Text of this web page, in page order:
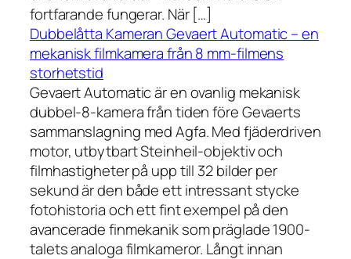
fortfarande fungerar. När […]
Dubbelåtta Kameran Gevaert Automatic – en
mekanisk filmkamera från 8 mm-filmens
storhetstid
Gevaert Automatic är en ovanlig mekanisk
dubbel-8-kamera från tiden före Gevaerts
sammanslagning med Agfa. Med fjäderdriven
motor, utbytbart Steinheil-objektiv och
filmhastigheter på upp till 32 bilder per
sekund är den både ett intressant stycke
fotohistoria och ett fint exempel på den
avancerade finmekanik som präglade 1900-
talets analoga filmkameror. Långt innan